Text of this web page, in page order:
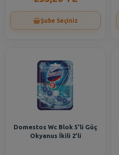
Şube Seçiniz
Domestos Wc Blok 5'li Güç
Okyanus İkili 2'li